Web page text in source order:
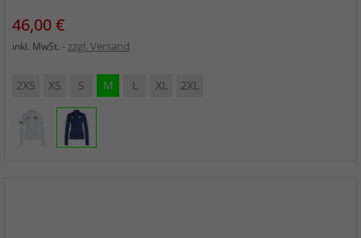
Preis
46,00 €
inkl. MwSt. zzgl. Versand
2XS XS S M L XL 2XL